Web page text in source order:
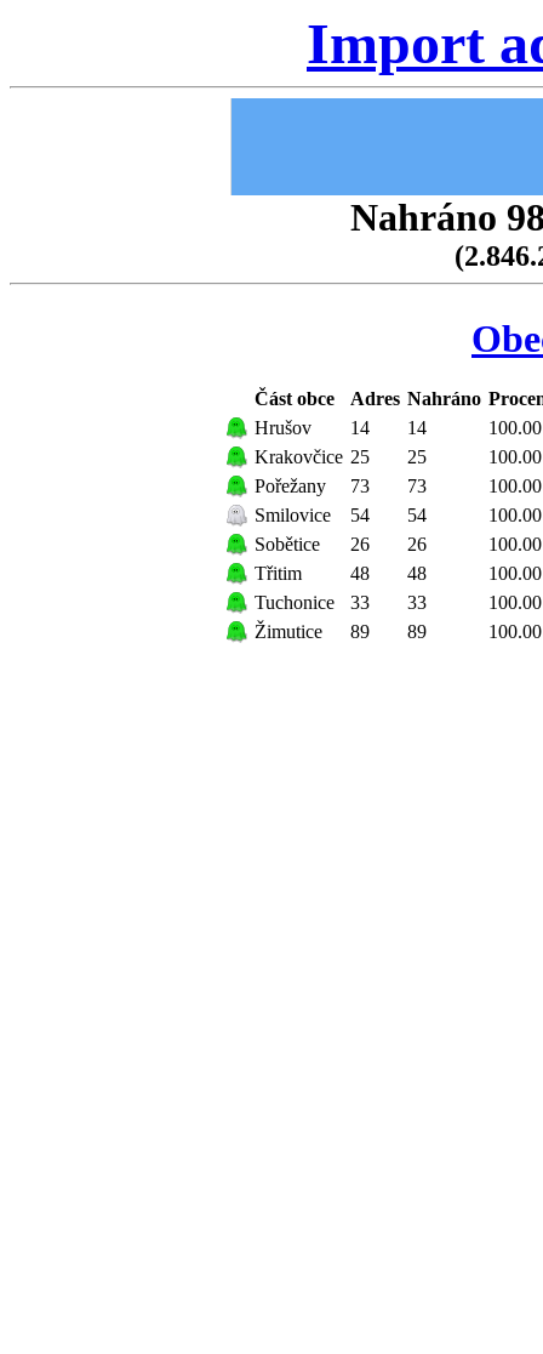
Import
Nahráno
Část obce Adres Nahráno
Hrušov
14 14
100.00
Krakovčice 25 25
100.00
Pořežany
73 73
100.00
Smilovice
54 54
100.00
Sobětice
26 26
100.00
Třitim
48 48
100.00
Tuchonice
33 33
100.00
Žimutice
89 89 100.00